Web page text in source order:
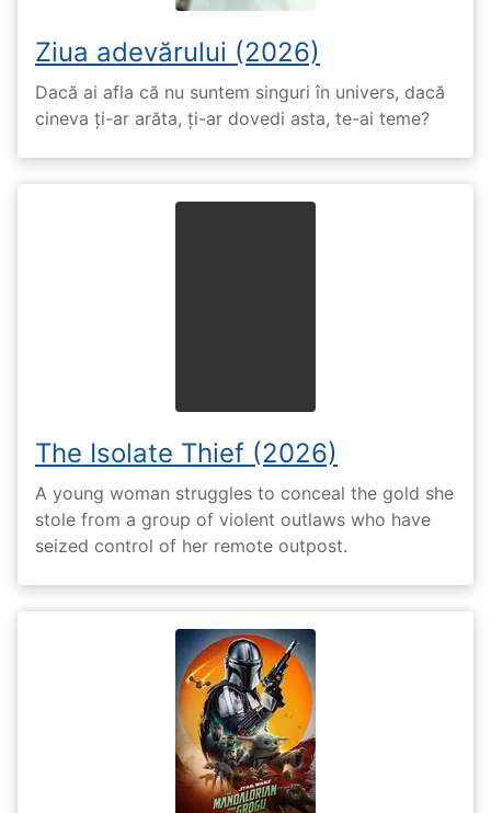
Ziua adevărului (2026)
Dacă ai afla că nu suntem singuri în univers, dacă
cineva ți-ar arăta, ți-ar dovedi asta, te-ai teme?
The Isolate Thief (2026)
A young woman struggles to conceal the gold she
stole from a group of violent outlaws who have
seized control of her remote outpost.